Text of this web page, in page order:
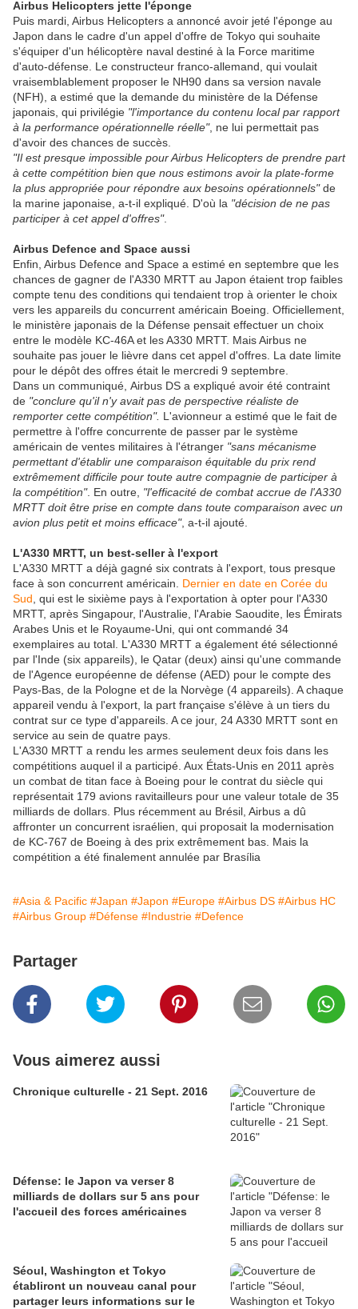
Airbus Helicopters jette l'éponge
Puis mardi, Airbus Helicopters a annoncé avoir jeté l'éponge au
Japon dans le cadre d'un appel d'offre de Tokyo qui souhaite
s'équiper d'un hélicoptère naval destiné à la Force maritime
d'auto-défense. Le constructeur franco-allemand, qui voulait
vraisemblablement proposer le NH90 dans sa version navale
(NFH), a estimé que la demande du ministère de la Défense
japonais, qui privilégie "l'importance du contenu local par rapport
à la performance opérationnelle réelle", ne lui permettait pas
d'avoir des chances de succès.
"Il est presque impossible pour Airbus Helicopters de prendre part
à cette compétition bien que nous estimons avoir la plate-forme
la plus appropriée pour répondre aux besoins opérationnels"de
la marine japonaise, a-t-il expliqué. D'où la "décision de ne pas
participer à cet appel d'offres".
Airbus Defence and Space aussi
Enfin, Airbus Defence and Space a estimé en septembre que les
chances de gagner de l'A330 MRTT au Japon étaient trop faibles
compte tenu des conditions qui tendaient trop à orienter le choix
vers les appareils du concurrent américain Boeing. Officiellement,
le ministère japonais de la Défense pensait effectuer un choix
entre le modèle KC-46A et les A330 MRTT. Mais Airbus ne
souhaite pas jouer le lièvre dans cet appel d'offres. La date limite
pour le dépôt des offres était le mercredi 9 septembre.
Dans un communiqué, Airbus DS a expliqué avoir été contraint
de "conclure qu'il n'y avait pas de perspective réaliste de
remporter cette compétition". L'avionneur a estimé que le fait de
permettre à l'offre concurrente de passer par le système
américain de ventes militaires à l'étranger "sans mécanisme
permettant d'établir une comparaison équitable du prix rend
extrêmement difficile pour toute autre compagnie de participer à
la compétition". En outre, "l'efficacité de combat accrue de l'A330
MRTT doit être prise en compte dans toute comparaison avec un
avion plus petit et moins efficace", a-t-il ajouté.
L'A330 MRTT, un best-seller à l'export
L'A330 MRTT a déjà gagné six contrats à l'export, tous presque
face à son concurrent américain. Dernier en date en Corée du
Sud , qui est le sixième pays à l'exportation à opter pour l'A330
MRTT, après Singapour, l'Australie, l'Arabie Saoudite, les Émirats
Arabes Unis et le Royaume-Uni, qui ont commandé 34
exemplaires au total. L'A330 MRTT a également été sélectionné
par l'Inde (six appareils), le Qatar (deux) ainsi qu'une commande
de l'Agence européenne de défense (AED) pour le compte des
Pays-Bas, de la Pologne et de la Norvège (4 appareils). A chaque
appareil vendu à l'export, la part française s'élève à un tiers du
contrat sur ce type d'appareils. A ce jour, 24 A330 MRTT sont en
service au sein de quatre pays.
L'A330 MRTT a rendu les armes seulement deux fois dans les
compétitions auquel il a participé. Aux États-Unis en 2011 après
un combat de titan face à Boeing pour le contrat du siècle qui
représentait 179 avions ravitailleurs pour une valeur totale de 35
milliards de dollars. Plus récemment au Brésil, Airbus a dû
affronter un concurrent israélien, qui proposait la modernisation
de KC-767 de Boeing à des prix extrêmement bas. Mais la
compétition a été finalement annulée par Brasília
#Asia & Pacific #Japan #Japon #Europe #Airbus DS #Airbus HC
#Airbus Group #Défense #Industrie #Defence
Partager
Vous aimerez aussi
Chronique culturelle - 21 Sept. 2016
Défense: le Japon va verser 8
milliards de dollars sur 5 ans pour
l'accueil des forces américaines
Séoul, Washington et Tokyo
établiront un nouveau canal pour
partager leurs informations sur le